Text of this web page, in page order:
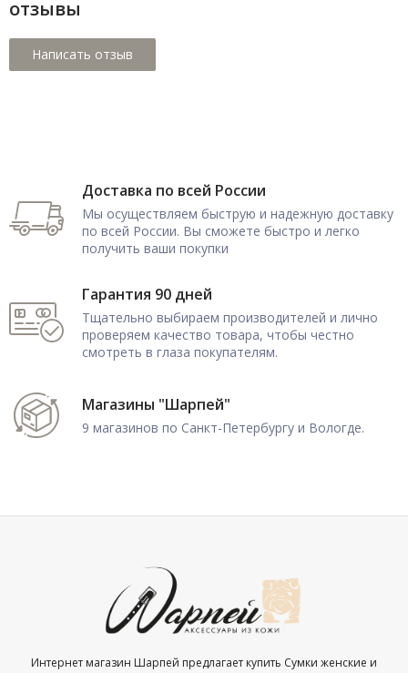
отзывы
Доставка по всей России
Мы осуществляем быструю и надежную доставку
по всей России. Вы сможете быстро и легко
получить ваши покупки
Гарантия 90 дней
Тщательно выбираем производителей и лично
проверяем качество товара, чтобы честно
смотреть в глаза покупателям.
Магазины "Шарпей"
9 магазинов по Санкт-Петербургу и Вологде.
Интернет магазин Шарпей предлагает купить Сумки женские и